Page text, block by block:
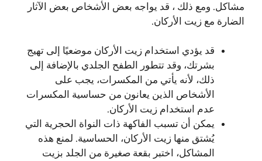
مشاكل. ومع ذلك ، قد يواجه بعض الأشخاص بعض الآثار
الضارة مع زيت الأركان.
قد يؤدي استخدام زيت الأركان موضعيًا إلى تهيج
بشرتك، وقد تتطور الطفح الجلدي بالإضافة إلى
ذلك، لأنه يأتي من المكسرات، يجب على
الأشخاص الذين يعانون من حساسية المكسرات
عدم استخدام زيت الأركان.
يمكن أن تسبب الفاكهة ذات النواة الحجرية التي
يُشتق منها زيت الأركان، الحساسية. لمنع هذه
المشاكل، اختبر بقعة صغيرة من الجلد بزيت